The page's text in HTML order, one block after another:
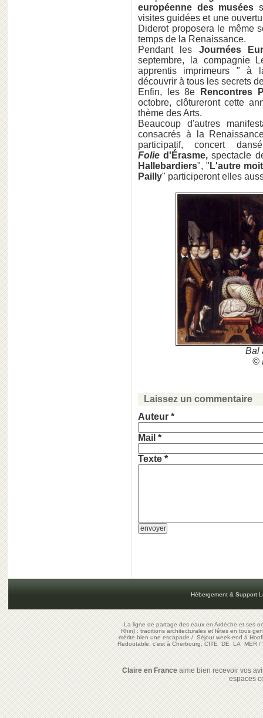
européenne des musées
visites guidées et une
Diderot proposera le même
temps de la Renaissance.
Pendant les Journées
septembre, la compagnie
apprentis imprimeurs " à
découvrir à tous les secrets
Enfin, les 8e
Rencontres
octobre, clôtureront cette
thème des Arts.
Beaucoup d'autres
consacrés à la
participatif, concert
Folie d'Érasme,spectacle
Hallebardiers", " L'autre
Pailly" participeront elles
Bal
©
Laissez un commentaire
Auteur *
Mail *
Texte *
Hébergement & Support
La ligne de partage des eaux en Ardèche et ses
Rhin) : traditions architecturales et fêtes en tous
mérite bien une escapade/Séjour week-end à
Redoutable, c'est à Cherbourg, CITE DE LA MER/
Claire en Franceaime bien recevoir vos
espaces